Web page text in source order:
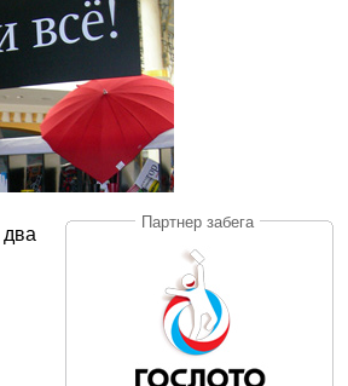
Партнер забега